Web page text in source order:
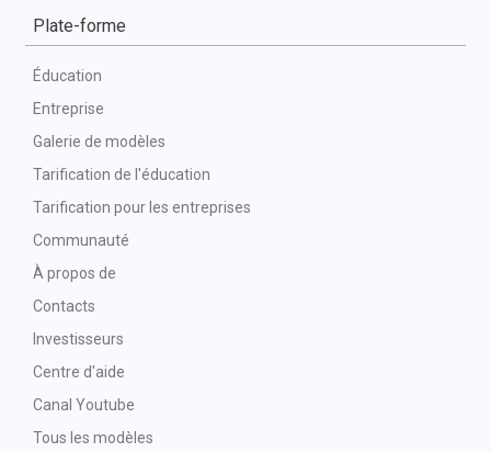
Plate-forme
Éducation
Entreprise
Galerie de modèles
Tarification de l'éducation
Tarification pour les entreprises
Communauté
À propos de
Contacts
Investisseurs
Centre d'aide
Canal Youtube
Tous les modèles